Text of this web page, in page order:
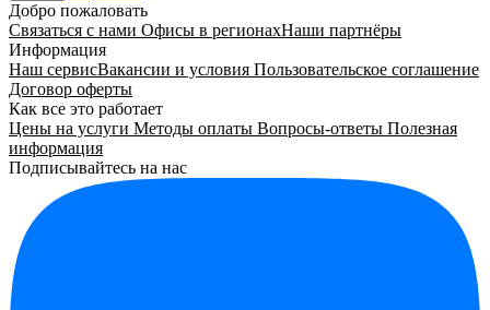
Добро пожаловать
Связаться с нами Офисы в регионахНаши партнёры
Информация
Наш сервисВакансии и условия Пользовательское соглашение
Договор оферты
Как все это работает
Цены на услуги Методы оплаты Вопросы-ответы Полезная
информация
Подписывайтесь на нас